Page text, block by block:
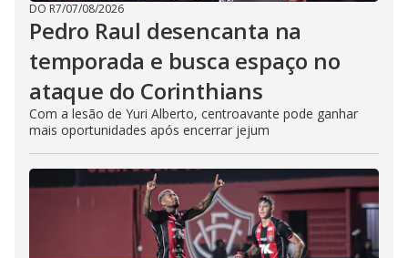
DO R7/07/08/2026
Pedro Raul desencanta na
temporada e busca espaço no
ataque do Corinthians
Com a lesão de Yuri Alberto, centroavante pode ganhar
mais oportunidades após encerrar jejum